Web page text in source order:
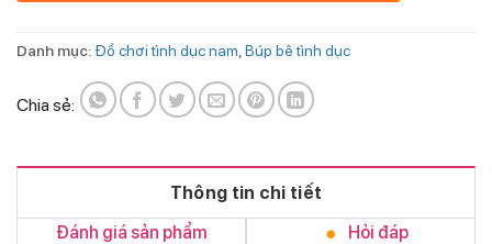
Danh mục: Đồ chơi tình dục nam Búp bê tình dục
Chia sẻ:
Thông tin chi tiết
Đánh giá sản phẩm
Hỏi đáp